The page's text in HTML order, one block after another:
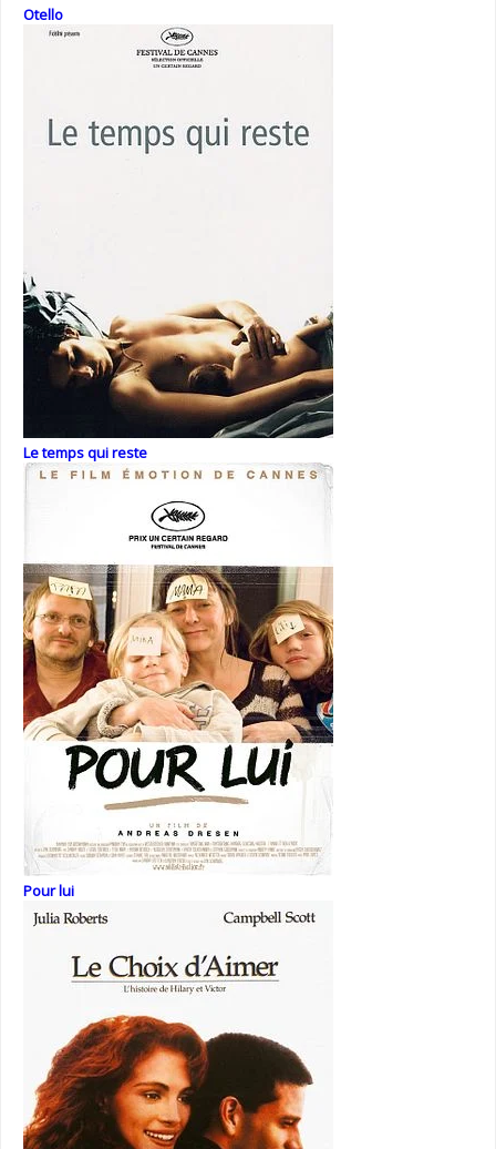
Otello
Le temps qui reste
Pour lui